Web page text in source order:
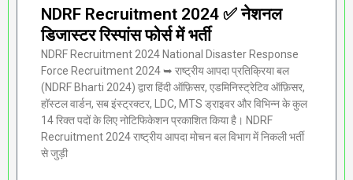
NDRF Recruitment 2024 ✅ नेशनल
डिजास्टर रिस्पांस फोर्स में भर्ती
NDRF Recruitment 2024 National Disaster Response
Force Recruitment 2024 ➥ राष्ट्रीय आपदा प्रतिक्रिया बल
(NDRF Bharti 2024) द्वारा हिंदी ऑफ़िसर, एडमिनिस्ट्रेटिव ऑफ़िसर,
हॉस्टल वार्डन, सब इंस्ट्रक्टर, LDC, MTS ड्राइवर और विभिन्न के कुल
14 रिक्त पदों के लिए नोटिफिकेशन प्रकाशित किया है। NDRF
Recruitment 2024 राष्ट्रीय आपदा मोचन बल विभाग में निकली भर्ती
से जुड़ी